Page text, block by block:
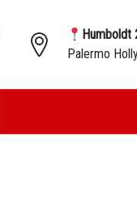
Humboldt
Palermo